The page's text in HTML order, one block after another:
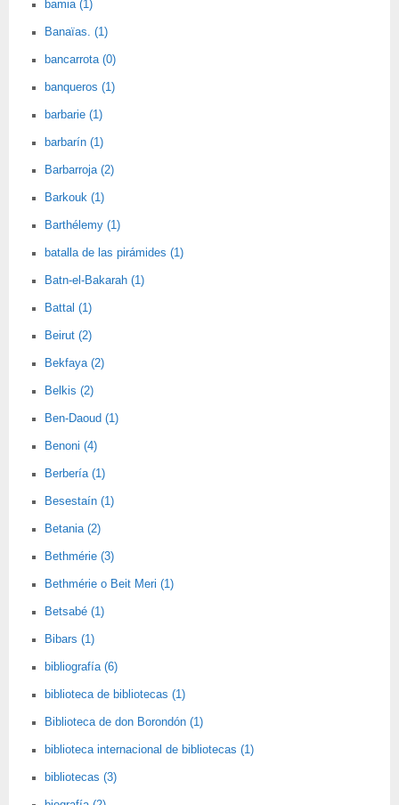
bamia (1)
Banaïas. (1)
bancarrota (0)
banqueros (1)
barbarie (1)
barbarín (1)
Barbarroja (2)
Barkouk (1)
Barthélemy (1)
batalla de las pirámides (1)
Batn-el-Bakarah (1)
Battal (1)
Beirut (2)
Bekfaya (2)
Belkis (2)
Ben-Daoud (1)
Benoni (4)
Berbería (1)
Besestaín (1)
Betania (2)
Bethmérie (3)
Bethmérie o Beit Meri (1)
Betsabé (1)
Bibars (1)
bibliografía (6)
biblioteca de bibliotecas (1)
Biblioteca de don Borondón (1)
biblioteca internacional de bibliotecas (1)
bibliotecas (3)